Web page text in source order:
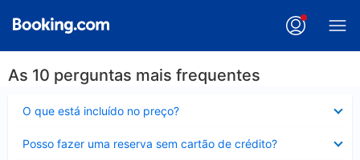
As 10 perguntas mais frequentes
O que está incluído no preço?
Posso fazer uma reserva sem cartão de crédito?